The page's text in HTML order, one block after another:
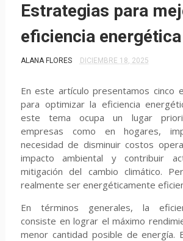
Estrategias para
eficiencia energética
ALANA FLORES DICIEMBRE 18, 2025
En este artículo presentamos cinco
para optimizar la eficiencia
este tema ocupa un lugar
empresas como en hogares,
necesidad de disminuir costos
impacto ambiental y contribuir
mitigación del cambio climático.
realmente ser energéticamente
En términos generales, la
consiste en lograr el máximo
menor cantidad posible de energía.